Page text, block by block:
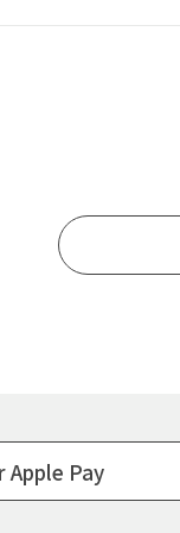
Apple Pay